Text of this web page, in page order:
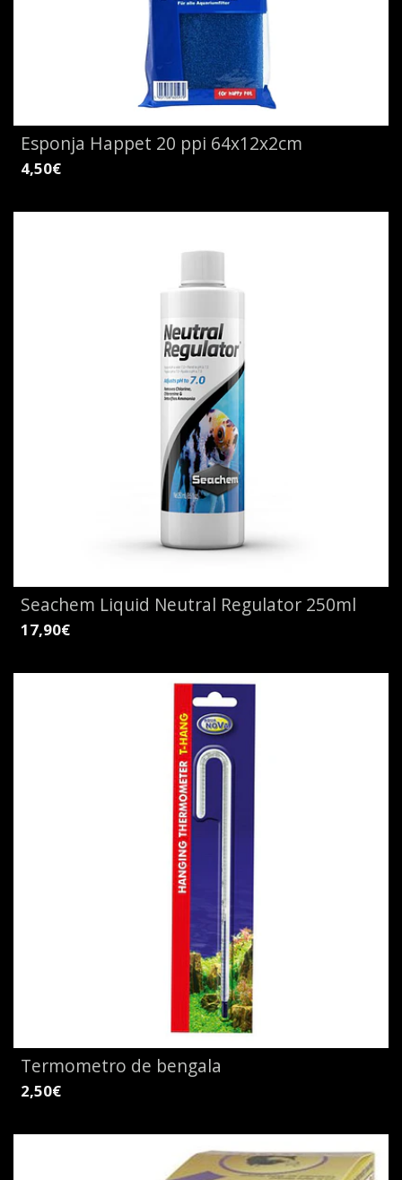
Esponja Happet 20 ppi 64x12x2cm
4,50€
Seachem Liquid Neutral Regulator 250ml
17,90€
Termometro de bengala
2,50€